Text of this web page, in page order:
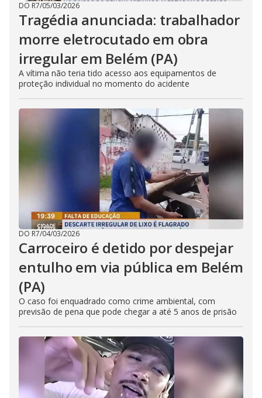
DO R7/05/03/2026
Tragédia anunciada: trabalhador
morre eletrocutado em obra
irregular em Belém (PA)
A vítima não teria tido acesso aos equipamentos de
proteção individual no momento do acidente
DO R7/04/03/2026
Carroceiro é detido por despejar
entulho em via pública em Belém
(PA)
O caso foi enquadrado como crime ambiental, com
previsão de pena que pode chegar a até 5 anos de prisão